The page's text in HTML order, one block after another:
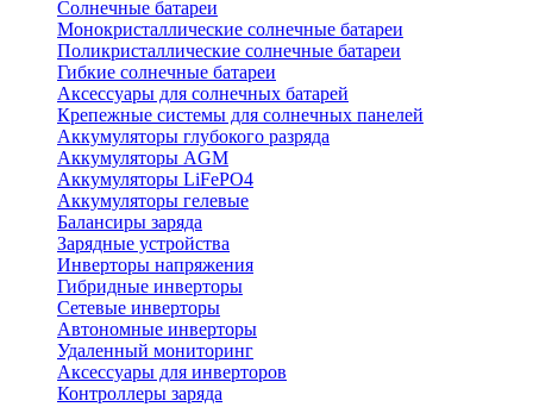
Солнечные батареи
Монокристаллические солнечные батареи
Поликристаллические солнечные батареи
Гибкие солнечные батареи
Аксессуары для солнечных батарей
Крепежные системы для солнечных панелей
Аккумуляторы глубокого разряда
Аккумуляторы AGM
Аккумуляторы LiFePO4
Аккумуляторы гелевые
Балансиры заряда
Зарядные устройства
Инверторы напряжения
Гибридные инверторы
Сетевые инверторы
Автономные инверторы
Удаленный мониторинг
Аксессуары для инверторов
Контроллеры заряда